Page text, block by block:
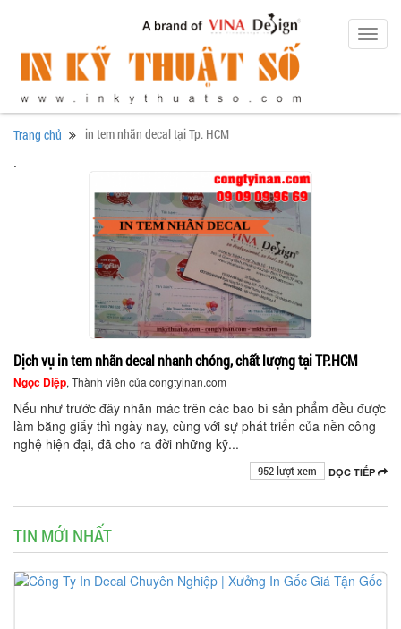
Trang chủ in tem nhãn decal tại Tp. HCM
.
Dịch vụ in tem nhãn decal nhanh chóng, chất lượng tại TP.HCM
Ngọc Diệp, Thành viên của congtyinan.com
Nếu như trước đây nhãn mác trên các bao bì sản phẩm đều được
làm bằng giấy thì ngày nay, cùng với sự phát triển của nền công
nghệ hiện đại, đã cho ra đời những kỹ...
ĐỌC TIẾP
952 lượt xem
TIN MỚI NHẤT